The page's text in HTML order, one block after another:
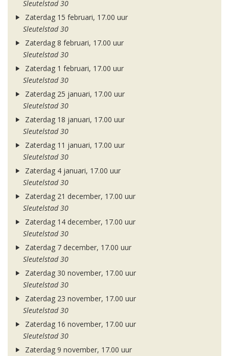
Sleutelstad 30
Zaterdag 15 februari, 17.00 uur
Sleutelstad 30
Zaterdag 8 februari, 17.00 uur
Sleutelstad 30
Zaterdag 1 februari, 17.00 uur
Sleutelstad 30
Zaterdag 25 januari, 17.00 uur
Sleutelstad 30
Zaterdag 18 januari, 17.00 uur
Sleutelstad 30
Zaterdag 11 januari, 17.00 uur
Sleutelstad 30
Zaterdag 4 januari, 17.00 uur
Sleutelstad 30
Zaterdag 21 december, 17.00 uur
Sleutelstad 30
Zaterdag 14 december, 17.00 uur
Sleutelstad 30
Zaterdag 7 december, 17.00 uur
Sleutelstad 30
Zaterdag 30 november, 17.00 uur
Sleutelstad 30
Zaterdag 23 november, 17.00 uur
Sleutelstad 30
Zaterdag 16 november, 17.00 uur
Sleutelstad 30
Zaterdag 9 november, 17.00 uur